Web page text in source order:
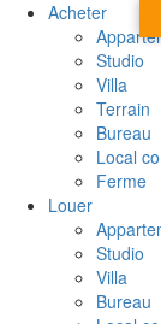
Acheter
Studio
Villa
Terrain
Bureau
Local
Ferme
Louer
Studio
Villa
Bureau